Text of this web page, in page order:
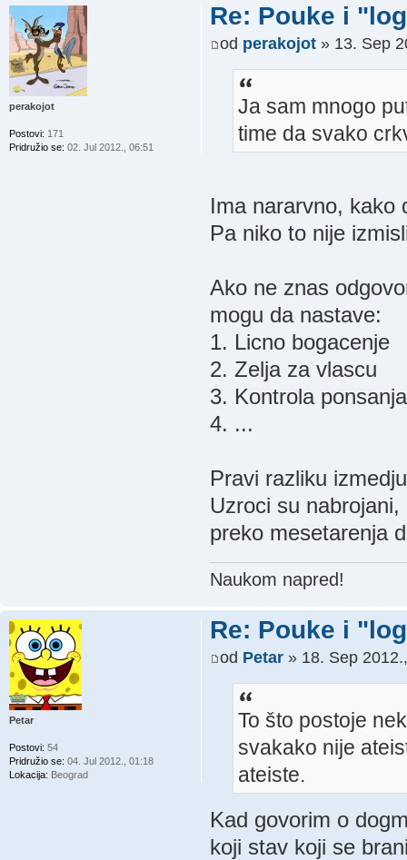
Re: Pouke i
od perakojot» 13. Sep
Ja sam mnogo
time da svako
Ima nararvno, kako
Pa niko to nije
Ako ne znas
mogu da nastave:
1. Licno bogacenje
2. Zelja za vlascu
3. Kontrola ponsanja
4. ...
Pravi razliku
Uzroci su
preko mesetarenja
Naukom napred!
perakojot
Postovi: 171
Pridružio se: 02. Jul 2012., 06:51
Re: Pouke i
od Petar» 18. Sep
To što postoje
svakako nije
ateiste.
Kad govorim o
koji stav koji se
Petar
Postovi: 54
Pridružio se: 04. Jul 2012., 01:18
Lokacija: Beograd